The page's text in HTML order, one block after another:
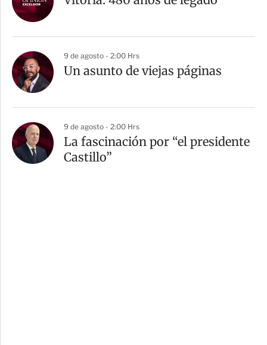
9 de agosto - 2:00 Hrs
Un asunto de viejas páginas
9 de agosto - 2:00 Hrs
La fascinación por “el presidente
Castillo”